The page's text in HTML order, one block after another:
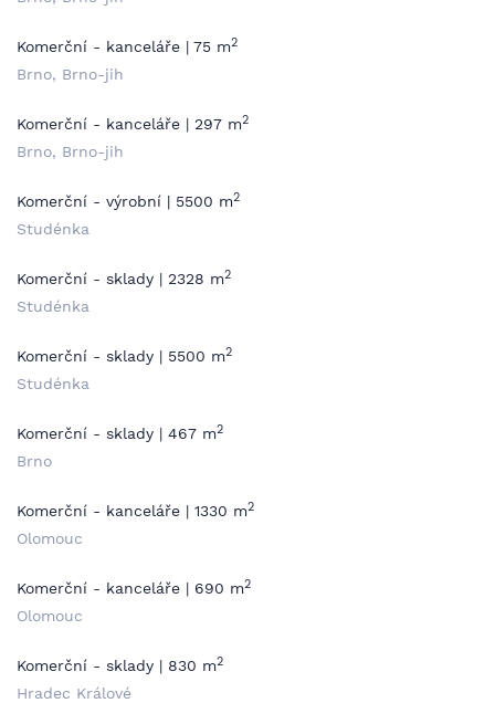
Komerční - kanceláře | 75 m2
Brno, Brno-jih
Komerční - kanceláře | 297 m2
Brno, Brno-jih
Komerční - výrobní | 5500 m2
Studénka
Komerční - sklady | 2328 m2
Studénka
Komerční - sklady | 5500 m2
Studénka
Komerční - sklady | 467 m2
Brno
Komerční - kanceláře | 1330 m2
Olomouc
Komerční - kanceláře | 690 m2
Olomouc
Komerční - sklady | 830 m2
Hradec Králové